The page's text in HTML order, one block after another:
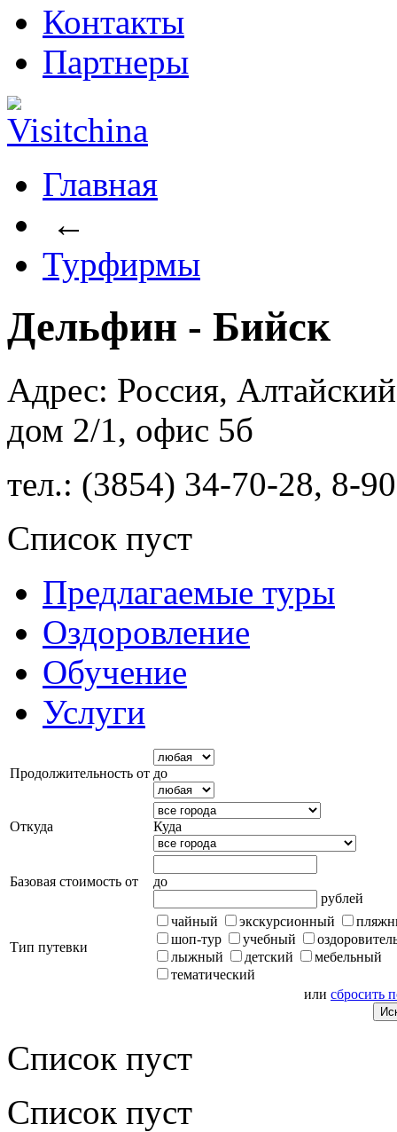
Контакты
Партнеры
Главная
←
Турфирмы
Дельфин - Бийск
Адрес: Россия,
дом 2/1, офис 5б
тел.: (3854) 34-70-28, 8-
Список пуст
Предлагаемые туры
Оздоровление
Обучение
Услуги
Продолжительность от до
Откуда Куда
Базовая стоимость от
до
рублей
Тип путевки
чайный экскурсионный
шоп-тур
учебный
лыжный
детский
мебельный
тематический
или сбросить
Список пуст
Список пуст